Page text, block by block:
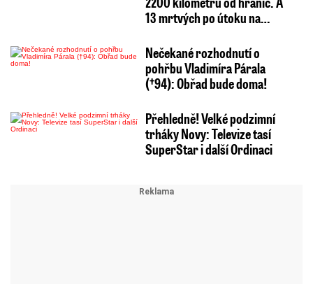
13 mrtvých po útoku na…
Nečekané rozhodnutí o
pohřbu Vladimíra Párala
(†94): Obřad bude doma!
Přehledně! Velké podzimní
trháky Novy: Televize tasí
SuperStar i další Ordinaci